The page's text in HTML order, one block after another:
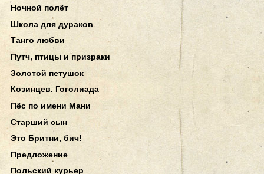
Ночной полёт
Школа для дураков
Танго любви
Путч, птицы и призраки
Золотой петушок
Козинцев. Гоголиада
Пёс по имени Мани
Старший сын
Это Бритни, бич!
Предложение
Польский курьер